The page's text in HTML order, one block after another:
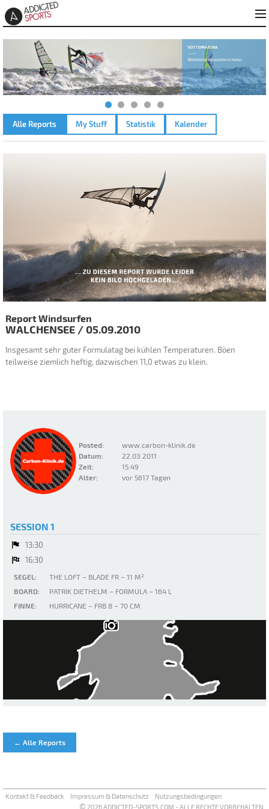
Alle Reports My Stuff Statistik Kalender
Posted:
www.carbon-klinik.de
Datum:
22.03.2011
Zeit:
15:49
Alter:
vor 5617 Tagen
Report Windsurfen
WALCHENSEE / 05.09.2010
Insgesamt sehr guter Formulatag bei kühlen Temperaturen. Böen
teilweise ziemlich heftig, dazwischen 11,0 etwas zu klein.
SESSION 1
13:30
16:30
SEGEL:
THE LOFT – BLADE FR – 11 M²
BOARD:
PATRIK DIETHELM – FORMULA – 164 L
FINNE:
HURRICANE – FRB 8 – 70 CM
← Alle Reports
Kontakt & Feedback Impressum & Datenschutz Nutzungsbedingungen
© 2026 ADDICTED-SPORTS.COM - ALLE RECHTE VORBEHALTEN